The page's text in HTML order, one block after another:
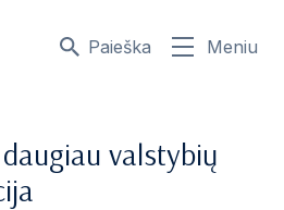
Paieška Meniu
valstybių